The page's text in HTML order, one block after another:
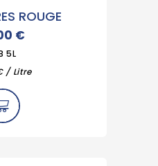
ROUGE
€
5L
/ Litre